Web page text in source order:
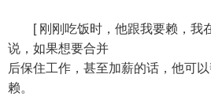
[ 刚刚吃饭时，他跟我要赖，我
说，如果想要合并
后保住工作，甚至加薪的话，他可
赖。